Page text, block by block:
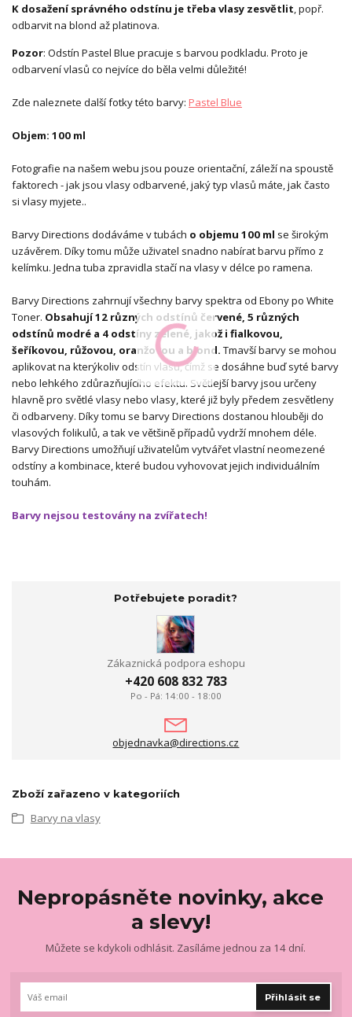
K dosažení správného odstínu je třeba vlasy zesvětlit, popř.
odbarvit na blond až platinova.
Pozor: Odstín Pastel Blue pracuje s barvou podkladu. Proto je
odbarvení vlasů co nejvíce do běla velmi důležité!
Zde naleznete další fotky této barvy: Pastel Blue
Objem: 100 ml
Fotografie na našem webu jsou pouze orientační, záleží na spoustě
faktorech - jak jsou vlasy odbarvené, jaký typ vlasů máte, jak často
si vlasy myjete..
Barvy Directions dodáváme v tubách o objemu 100 ml se širokým
uzávěrem. Díky tomu může uživatel snadno nabírat barvu přímo z
kelímku. Jedna tuba zpravidla stačí na vlasy v délce po ramena.
Barvy Directions zahrnují všechny barvy spektra od Ebony po White
Toner. Obsahují 12 různých odstínů červené, 5 různých
odstínů modré a 4 odstíny zelené, jakož i fialkovou,
šeříkovou, růžovou, oranžovou a blond. Tmavší barvy se mohou
aplikovat na kterýkoliv odstín vlasů, čímž se dosáhne buď syté barvy
nebo lehkého zdůrazňujícího efektu. Světlejší barvy jsou určeny
hlavně pro světlé vlasy nebo vlasy, které již byly předem zesvětleny
či odbarveny. Díky tomu se barvy Directions dostanou hlouběji do
vlasových folikulů, a tak ve většině případů vydrží mnohem déle.
Barvy Directions umožňují uživatelům vytvářet vlastní neomezené
odstíny a kombinace, které budou vyhovovat jejich individuálním
touhám.
Barvy nejsou testovány na zvířatech!
Potřebujete poradit?
Zákaznická podpora eshopu
+420 608 832 783
Po - Pá: 14:00 - 18:00
objednavka@directions.cz
Zboží zařazeno v kategoriích
Barvy na vlasy
Nepropásněte novinky, akce
a slevy!
Můžete se kdykoli odhlásit. Zasíláme jednou za 14 dní.
Přihlásit se